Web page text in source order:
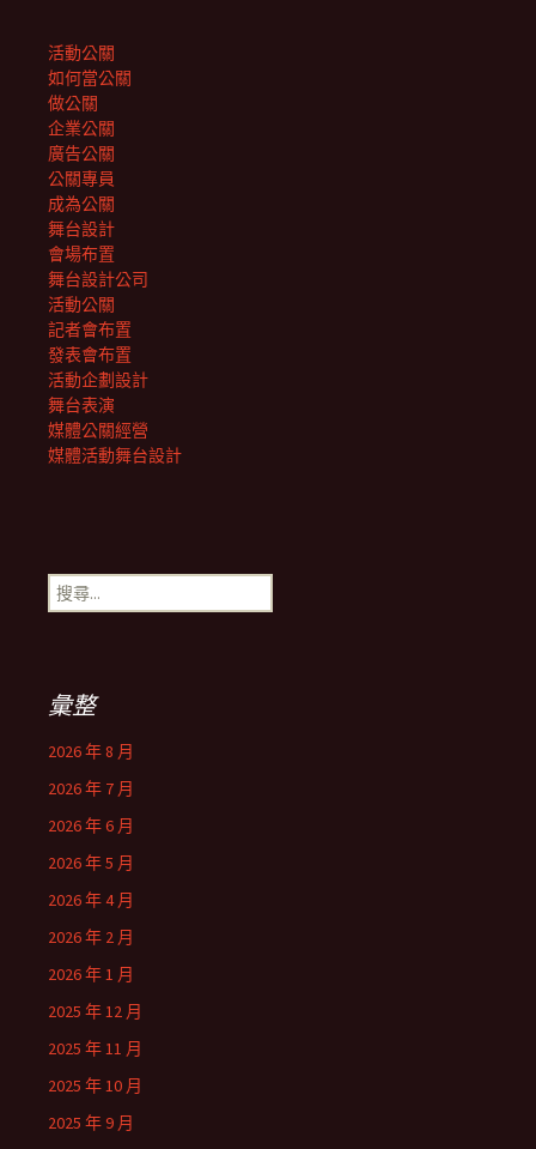
活動公關
如何當公關
做公關
企業公關
廣告公關
公關專員
成為公關
舞台設計
會場布置
舞台設計公司
活動公關
記者會布置
發表會布置
活動企劃設計
舞台表演
媒體公關經營
媒體活動舞台設計
搜
尋
彙整
2026 年 8 月
2026 年 7 月
2026 年 6 月
2026 年 5 月
2026 年 4 月
2026 年 2 月
2026 年 1 月
2025 年 12 月
2025 年 11 月
2025 年 10 月
2025 年 9 月